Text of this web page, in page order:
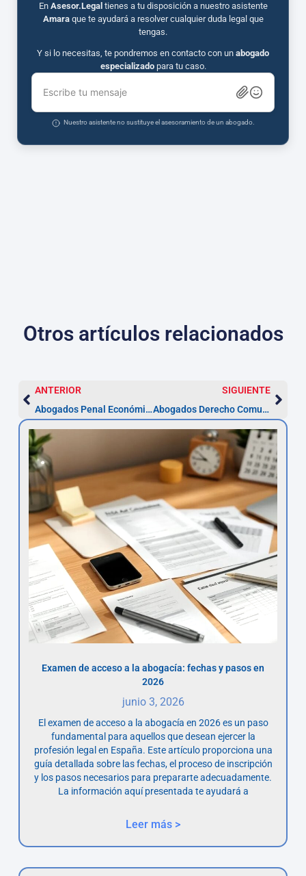
En Asesor.Legal tienes a tu disposición a nuestro asistente
Amaraque te ayudará a resolver cualquier duda legal que
tengas.
Y si lo necesitas, te pondremos en contacto con un abogado
especializadopara tu caso.
Escribe tu mensaje
Nuestro asistente no sustituye el asesoramiento de un abogado.
Otros artículos relacionados
ANTERIOR
Abogados Penal Económico en Badalona — defensa urgente
SIGUIENTE
Abogados Derecho Comunitario Badalona: plazos y costes
Examen de acceso a la abogacía: fechas y pasos en
2026
junio 3, 2026
El examen de acceso a la abogacía en 2026 es un paso
fundamental para aquellos que desean ejercer la
profesión legal en España. Este artículo proporciona una
guía detallada sobre las fechas, el proceso de inscripción
y los pasos necesarios para prepararte adecuadamente.
La información aquí presentada te ayudará a
Leer más >